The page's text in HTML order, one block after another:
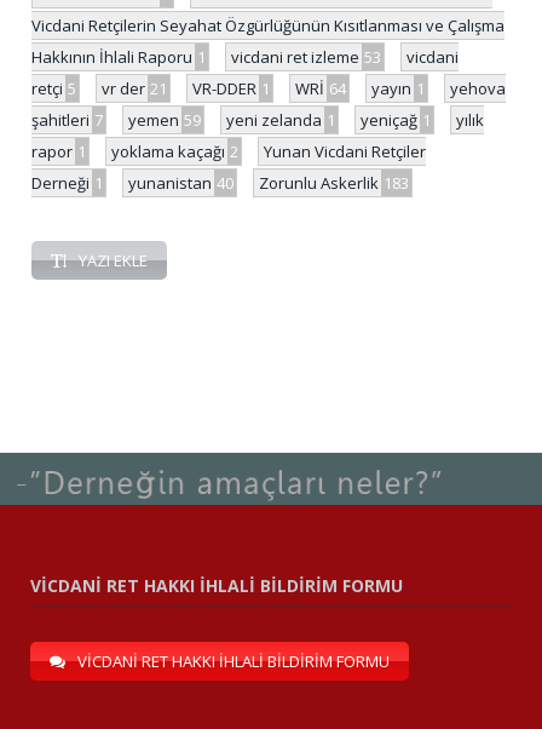
Vicdani Retçilerin Seyahat Özgürlüğünün Kısıtlanması ve Çalışma
Hakkının İhlali Raporu 1 vicdani ret izleme 53
vicdani
retçi 5 vr der 21 VR-DDER 1 WRİ 64 yayın 1
yehova
şahitleri 7 yemen 59 yeni zelanda 1 yeniçağ 1
yılık
rapor 1 yoklama kaçağı 2
Yunan Vicdani Retçiler
Derneği 1 yunanistan 40 Zorunlu Askerlik 183
YAZI EKLE
VİCDANİ RET HAKKI İHLALİ BİLDİRİM FORMU
VİCDANİ RET HAKKI İHLALİ BİLDİRİM FORMU